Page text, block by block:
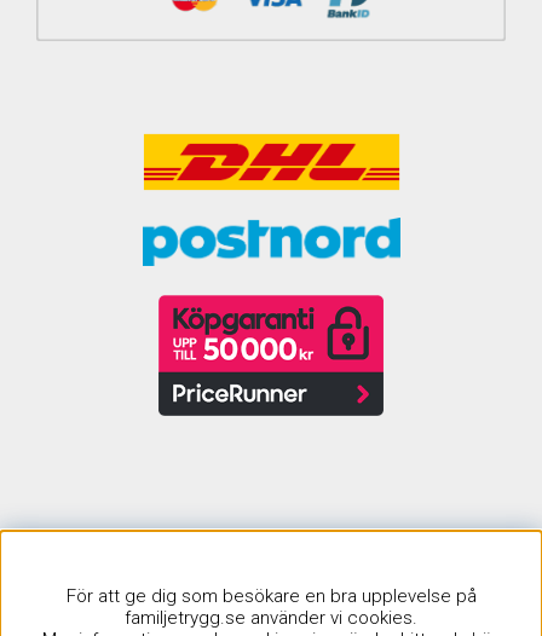
Sagagruppen AB | Startades 2002 |
info@familjetrygg.se | Org. nr: 556959-0366
För att ge dig som besökare en bra upplevelse på
familjetrygg.se använder vi cookies.